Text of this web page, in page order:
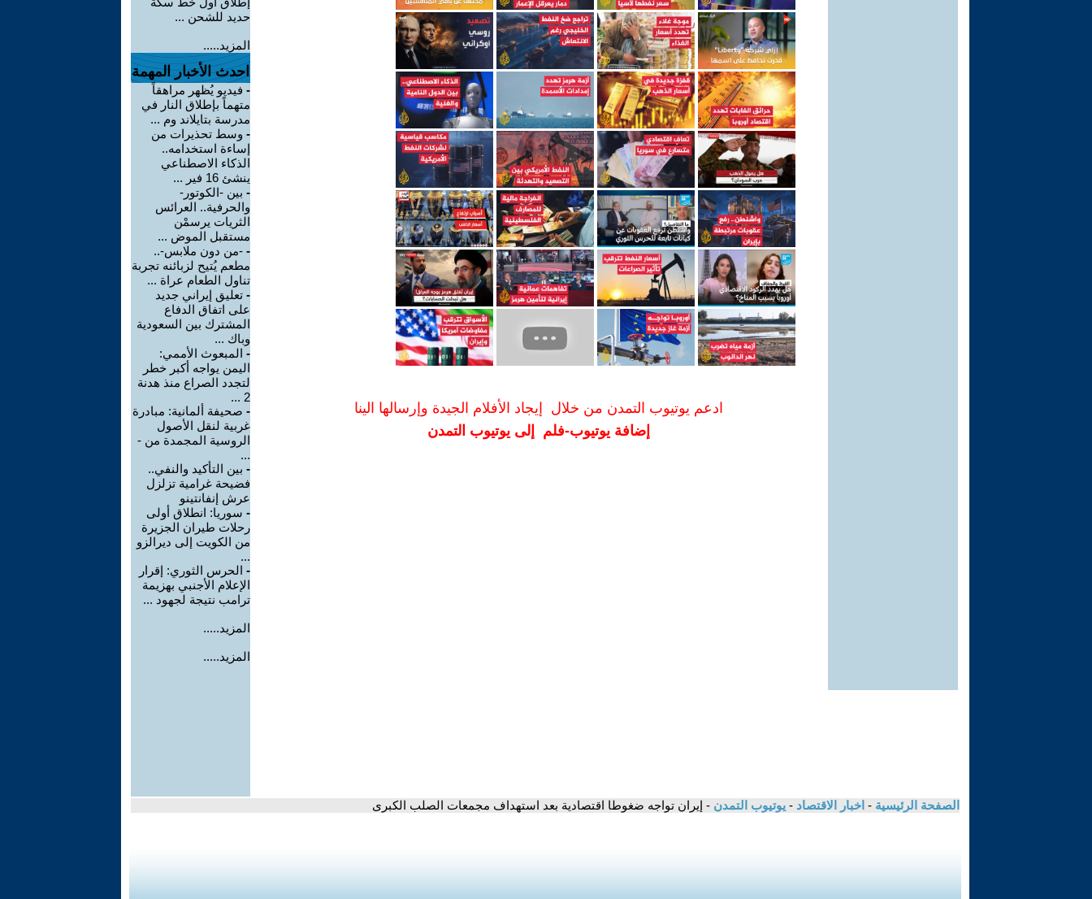
ادعم يوتيوب التمدن من خلال إيجاد الأفلام الجيدة وإرسالها الينا
إضافة يوتيوب-فلم إلى يوتيوب التمدن
حديد للشحن ...
المزيد.....
احدث الأخبار المهمة
- فيديو يُظهر مراهقاً
متهماً بإطلاق النار في
مدرسة بتايلاند وم ...
- وسط تحذيرات من
إساءة استخدامه..
الذكاء الاصطناعي
ينشئ 16 فير ...
- بين -الكوتور-
والحرفية.. العرائس
الثريات يرسمْن
مستقبل الموض ...
- -من دون ملابس-..
مطعم يُتيح لزبائنه تجربة
تناول الطعام عراة ...
- تعليق إيراني جديد
على اتفاق الدفاع
المشترك بين السعودية
وباك ...
- المبعوث الأممي:
اليمن يواجه أكبر خطر
لتجدد الصراع منذ هدنة
2 ...
- صحيفة ألمانية: مبادرة
غربية لنقل الأصول
الروسية المجمدة من -
...
- بين التأكيد والنفي..
فضيحة غرامية تزلزل
عرش إنفانتينو
- سوريا: انطلاق أولى
رحلات طيران الجزيرة
من الكويت إلى ديرالزو
...
- الحرس الثوري: إقرار
الإعلام الأجنبي بهزيمة
ترامب نتيجة لجهود ...
المزيد.....
المزيد.....
الصفحة الرئيسية - اخبار الاقتصاد - يوتيوب التمدن - إيران تواجه ضغوطا اقتصادية بعد استهداف مجمعات الصلب الكبرى